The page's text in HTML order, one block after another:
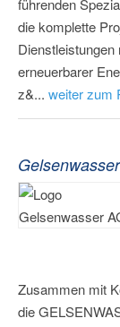
führenden
die komplette
erneuerbarer
z&... weiter zum
Zusammen mit
die